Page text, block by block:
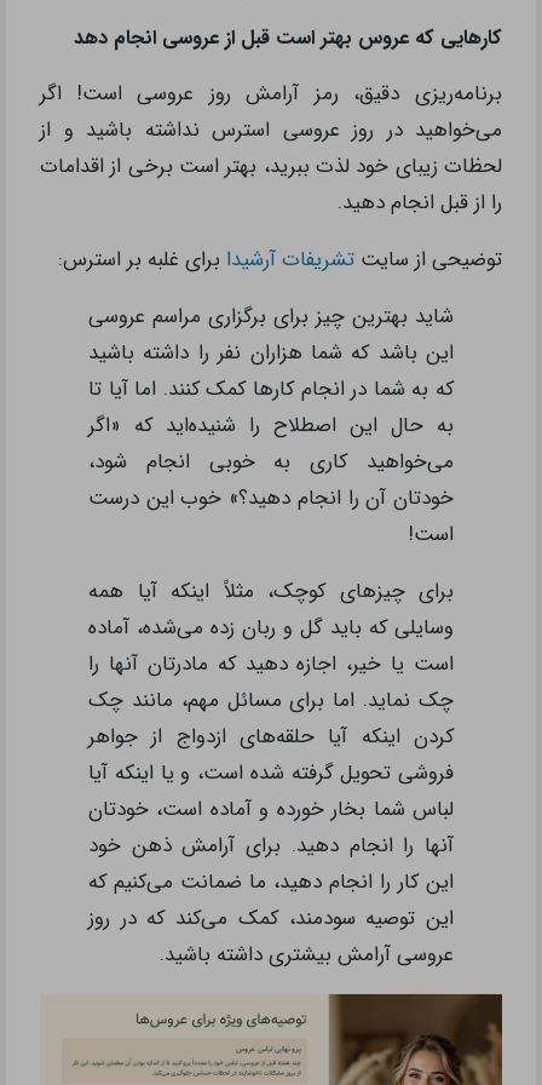
کارهایی که عروس‌ بهتر است قبل از عروسی انجام دهد
برنامه‌ریزی دقیق، رمز آرامش روز عروسی است! اگر
می‌خواهید در روز عروسی استرس نداشته باشید و از
لحظات زیبای خود لذت ببرید، بهتر است برخی از اقدامات
را از قبل انجام دهید.
توضیحی از سایت تشریفات آرشیدا برای غلبه بر استرس:
شاید بهترین چیز برای برگزاری مراسم عروسی
این باشد که شما هزاران نفر را داشته باشید
که به شما در انجام کارها کمک کنند. اما آیا تا
به حال این اصطلاح را شنیده‌اید که «اگر
می‌خواهید کاری به خوبی انجام شود،
خودتان آن را انجام دهید؟» خوب این درست
است!
برای چیزهای کوچک، مثلاً اینکه آیا همه
وسایلی که باید گل و ربان زده می‌شده، آماده
است یا خیر، اجازه دهید که مادرتان آنها را
چک نماید. اما برای مسائل مهم، مانند چک
کردن اینکه آیا حلقه‌های ازدواج از جواهر
فروشی تحویل گرفته شده است، و یا اینکه آیا
لباس شما بخار خورده و آماده است، خودتان
آنها را انجام دهید. برای آرامش ذهن خود
این کار را انجام دهید، ما ضمانت می‌کنیم که
این توصیه سودمند، کمک می‌کند که در روز
عروسی آرامش بیشتری داشته باشید.